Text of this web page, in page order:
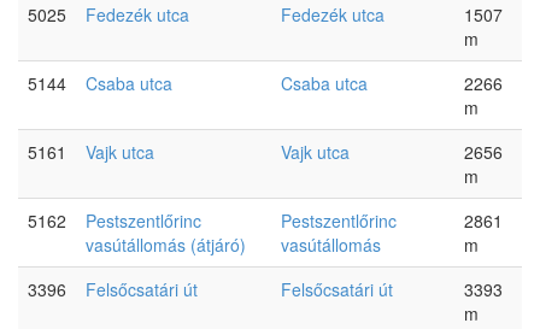
5025
Fedezék utca Fedezék utca
1507
m
5144
Csaba utca Csaba utca
2266
m
5161
Vajk utca Vajk utca
2656
m
5162
Pestszentlőrinc
vasútállomás (átjáró)
Pestszentlőrinc
vasútállomás
2861
m
3396
Felsőcsatári út Felsőcsatári út
3393
m